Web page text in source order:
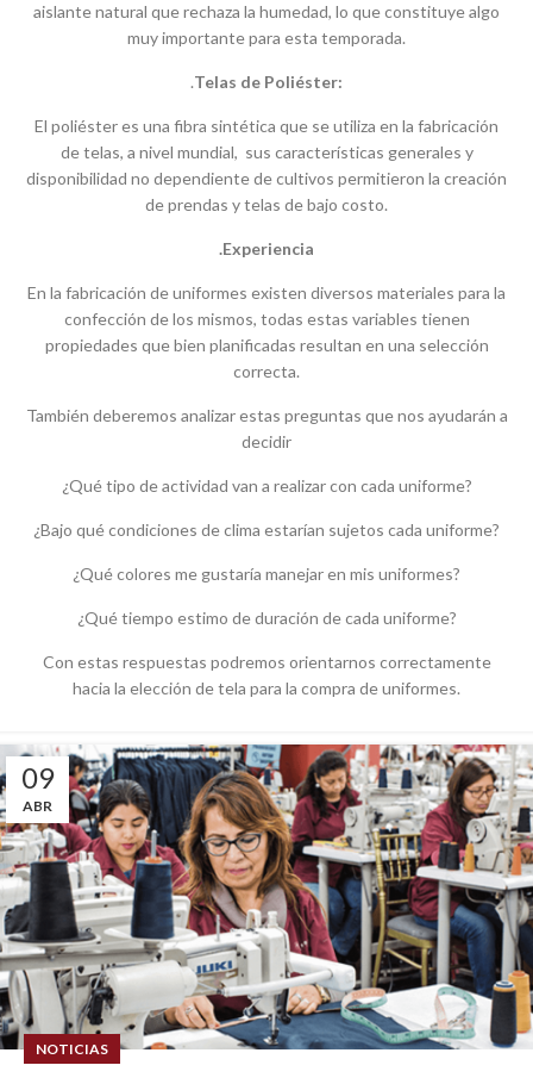
aislante natural que rechaza la humedad, lo que constituye algo
muy importante para esta temporada.
.Telas de Poliéster:
El poliéster es una fibra sintética que se utiliza en la fabricación
de telas, a nivel mundial, sus características generales y
disponibilidad no dependiente de cultivos permitieron la creación
de prendas y telas de bajo costo.
.Experiencia
En la fabricación de uniformes existen diversos materiales para la
confección de los mismos, todas estas variables tienen
propiedades que bien planificadas resultan en una selección
correcta.
También deberemos analizar estas preguntas que nos ayudarán a
decidir
¿Qué tipo de actividad van a realizar con cada uniforme?
¿Bajo qué condiciones de clima estarían sujetos cada uniforme?
¿Qué colores me gustaría manejar en mis uniformes?
¿Qué tiempo estimo de duración de cada uniforme?
Con estas respuestas podremos orientarnos correctamente
hacia la elección de tela para la compra de uniformes.
09
ABR
NOTICIAS